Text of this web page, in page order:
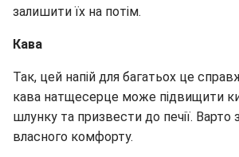
залишити їх на потім.
Кава
Так, цей напій для багатьох це
кава натщесерце може підвищити
шлунку та призвести до печії. Варто
власного комфорту.